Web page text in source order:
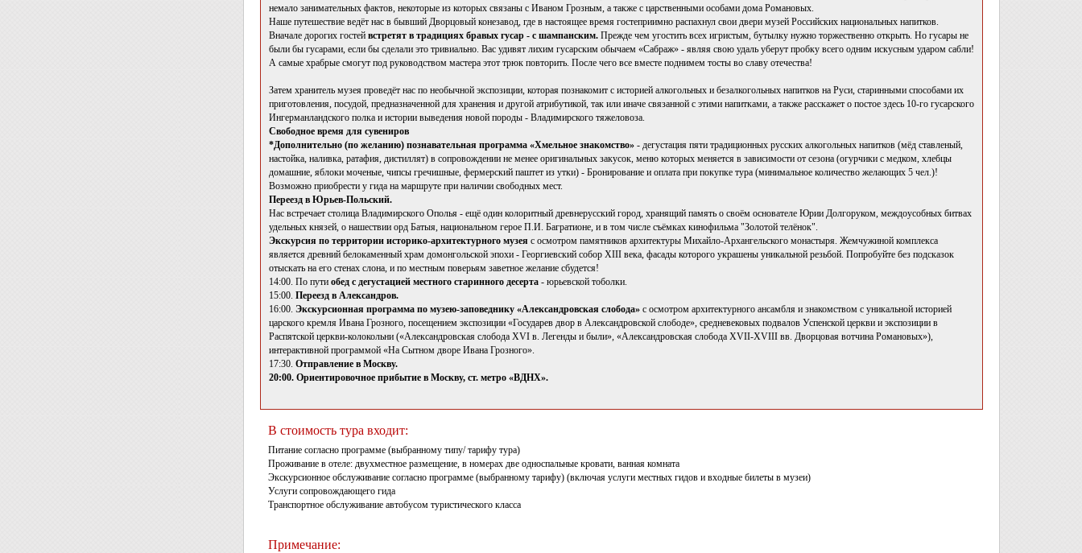
немало занимательных фактов, некоторые из которых связаны с Иваном Грозным, а также с царственными особами дома Романовых.
Наше путешествие ведёт нас в бывший Дворцовый конезавод, где в настоящее время гостеприимно распахнул свои двери музей Российских национальных напитков.
Вначале дорогих гостей встретят в традициях бравых гусар - с шампанским. Прежде чем угостить всех игристым, бутылку нужно торжественно открыть. Но гусары не
были бы гусарами, если бы сделали это тривиально. Вас удивят лихим гусарским обычаем «Сабраж» - являя свою удаль уберут пробку всего одним искусным ударом сабли!
А самые храбрые смогут под руководством мастера этот трюк повторить. После чего все вместе поднимем тосты во славу отечества!
Затем хранитель музея проведёт нас по необычной экспозиции, которая познакомит с историей алкогольных и безалкогольных напитков на Руси, старинными способами их
приготовления, посудой, предназначенной для хранения и другой атрибутикой, так или иначе связанной с этими напитками, а также расскажет о постое здесь 10-го гусарского
Ингерманландского полка и истории выведения новой породы - Владимирского тяжеловоза.
Свободное время для сувениров
*Дополнительно (по желанию) познавательная программа «Хмельное знакомство» - дегустация пяти традиционных русских алкогольных напитков (мёд ставленый,
настойка, наливка, ратафия, дистиллят) в сопровождении не менее оригинальных закусок, меню которых меняется в зависимости от сезона (огурчики с медком, хлебцы
домашние, яблоки моченые, чипсы гречишные, фермерский паштет из утки) - Бронирование и оплата при покупке тура (минимальное количество желающих 5 чел.)!
Возможно приобрести у гида на маршруте при наличии свободных мест.
Переезд в Юрьев-Польский.
Нас встречает столица Владимирского Ополья - ещё один колоритный древнерусский город, хранящий память о своём основателе Юрии Долгоруком, междоусобных битвах
удельных князей, о нашествии орд Батыя, национальном герое П.И. Багратионе, и в том числе съёмках кинофильма "Золотой телёнок".
Экскурсия по территории историко-архитектурного музея с осмотром памятников архитектуры Михайло-Архангельского монастыря. Жемчужиной комплекса
является древний белокаменный храм домонгольской эпохи - Георгиевский собор XIII века, фасады которого украшены уникальной резьбой. Попробуйте без подсказок
отыскать на его стенах слона, и по местным поверьям заветное желание сбудется!
14:00. По пути обед с дегустацией местного старинного десерта - юрьевской тоболки.
15:00. Переезд в Александров.
16:00. Экскурсионная программа по музею-заповеднику «Александровская слобода» с осмотром архитектурного ансамбля и знакомством с уникальной историей
царского кремля Ивана Грозного, посещением экспозиции «Государев двор в Александровской слободе», средневековых подвалов Успенской церкви и экспозиции в
Распятской церкви-колокольни («Александровская слобода XVI в. Легенды и были», «Александровская слобода XVII-XVIII вв. Дворцовая вотчина Романовых»),
интерактивной программой «На Сытном дворе Ивана Грозного».
17:30. Отправление в Москву.
20:00. Ориентировочное прибытие в Москву, ст. метро «ВДНХ».
В стоимость тура входит:
Питание согласно программе (выбранному типу/ тарифу тура)
Проживание в отеле: двухместное размещение, в номерах две односпальные кровати, ванная комната
Экскурсионное обслуживание согласно программе (выбранному тарифу) (включая услуги местных гидов и входные билеты в музеи)
Услуги сопровождающего гида
Транспортное обслуживание автобусом туристического класса
Примечание: